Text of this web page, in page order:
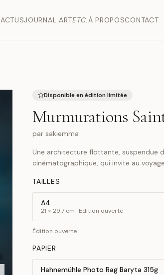
ACTUSJOURNAL ARTETC.À PROPOSCONTACT
Disponible en édition limitée
Murmurations
par sakiemma
Une architecture flottante, suspendue
cinématographique, qui invite au
TAILLES
A4
21 × 29.7 cm · Édition ouverte
Édition ouverte
PAPIER
Hahnemühle Photo Rag Baryta 315g